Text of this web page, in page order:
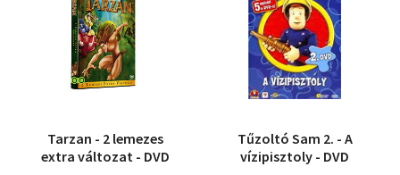
Tarzan - 2 lemezes
extra változat - DVD
Tűzoltó Sam 2. - A
vízipisztoly - DVD